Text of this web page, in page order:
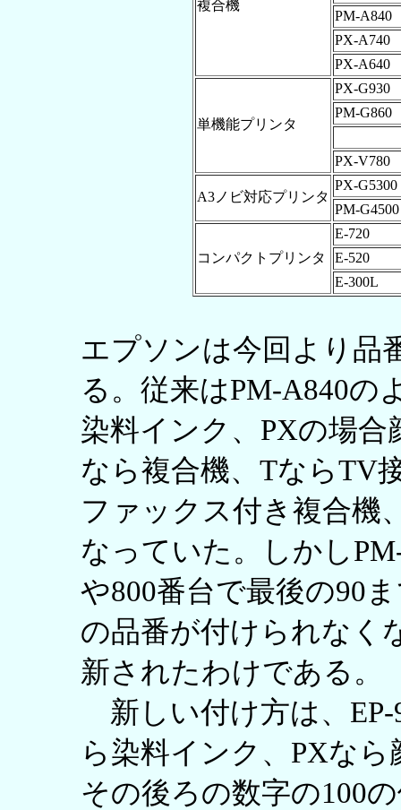
複合機
PM-A840
PX-A740
PX-A640
単機能プリンタ
PX-G930
PM-G860
PX-V780
A3ノビ対応プリンタ
PX-G5300
PM-G4500
コンパクトプリンタ
E-720
E-520
E-300L
エプソンは今回より品
る。従来はPM-A840の
染料インク、PXの場
なら複合機、TならTV
ファックス付き複合機
なっていた。しかし
や800番台で最後の90
の品番が付けられなく
新されたわけである。
新しい付け方は、EP-
ら染料インク、PXな
その後ろの数字の100